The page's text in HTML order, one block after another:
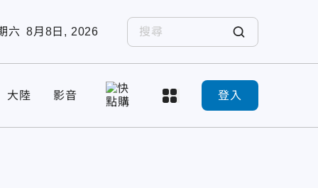
六 8月8日, 2026
大陸 影音 登入